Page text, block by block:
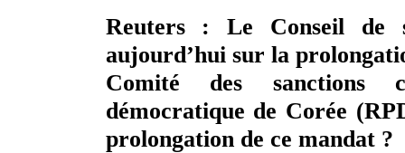
Reuters : Le Conseil de
aujourd’hui sur la
Comité des sanctions
démocratique de Corée
prolongation de ce mandat ?